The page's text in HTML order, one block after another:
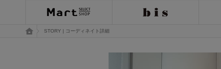
トップページ
STORY | コーディネイト詳細